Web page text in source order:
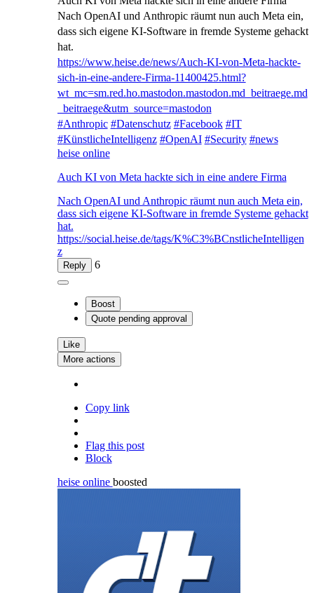
Nach OpenAI und Anthropic räumt nun auch Meta ein,
dass sich eigene KI-Software in fremde Systeme gehackt
hat.
https://www.heise.de/news/Auch-KI-von-Meta-hackte-
sich-in-eine-andere-Firma-11400425.html?
wt_mc=sm.red.ho.mastodon.mastodon.md_beitraege.md
_beitraege&utm_source=mastodon
#Anthropic #Datenschutz #Facebook #IT
#KünstlicheIntelligenz #OpenAI #Security #news
heise online
Auch KI von Meta hackte sich in eine andere Firma
Nach OpenAI und Anthropic räumt nun auch Meta ein,
dass sich eigene KI-Software in fremde Systeme gehackt
hat.
https://social.heise.de/tags/K%C3%BCnstlicheIntelligen
z
Reply 6
Boost
Quote pending approval
Like
More actions
Copy link
Flag this post
Block
heise online boosted